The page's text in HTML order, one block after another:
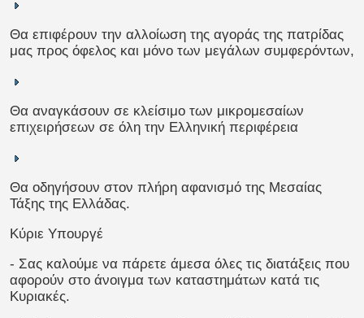
Θα επιφέρουν την αλλοίωση της αγοράς της πατρίδας
μας προς όφελος και μόνο των μεγάλων συμφερόντων,
Θα αναγκάσουν σε κλείσιμο των μικρομεσαίων
επιχειρήσεων σε όλη την Ελληνική περιφέρεια
Θα οδηγήσουν στον πλήρη αφανισμό της Μεσαίας
Τάξης της Ελλάδας.
Κύριε Υπουργέ
- Σας καλούμε να πάρετε άμεσα όλες τις διατάξεις που
αφορούν στο άνοιγμα των καταστημάτων κατά τις
Κυριακές.